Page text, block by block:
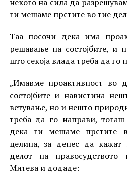
ги мешаме прстите во тие
Таа посочи дека има
решавање на состојбите, и
што секоја влада треба да го
„Имавме проактивност во
состојбите и навистина
ветување, но и нешто
треба да го направи, тогаш
дека ги мешаме прстите
целина, за денес да
делот на правосудството
Митева и додаде: